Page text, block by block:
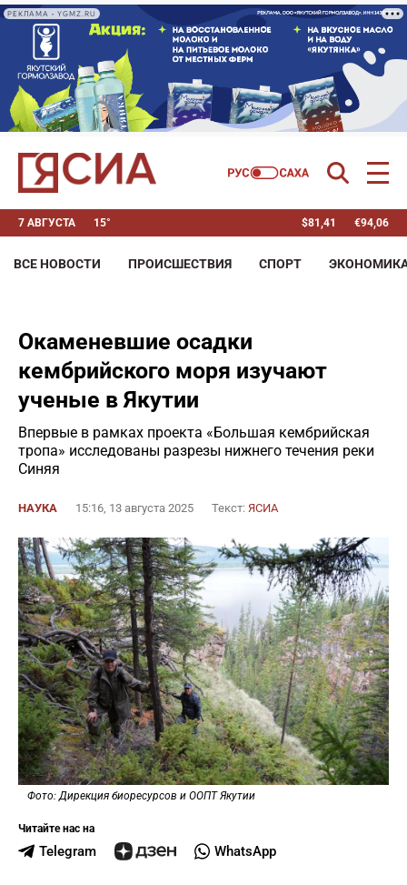
РЕКЛАМА • YGMZ.RU
7 АВГУСТА 15° $81,41 €94,06
ВСЕ НОВОСТИ ПРОИСШЕСТВИЯ СПОРТ
Окаменевшие осадки
кембрийского моря изучают
ученые в Якутии
Впервые в рамках проекта «Большая кембрийская
тропа» исследованы разрезы нижнего течения реки
Синяя
НАУКА 15:16, 13 августа 2025 Текст: ЯСИА
Фото: Дирекция биоресурсов и ООПТ Якутии
Читайте нас на
Telegram WhatsApp